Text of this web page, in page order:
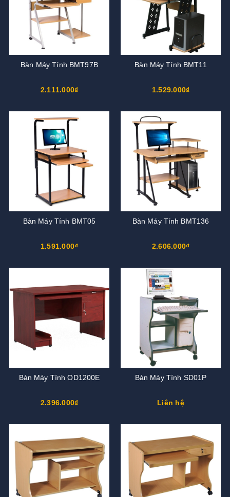
Bàn Máy Tính BMT97B
2.111.000₫
Bàn Máy Tính BMT11
1.529.000₫
Bàn Máy Tính BMT05
1.591.000₫
Bàn Máy Tính BMT136
2.606.000₫
Bàn Máy Tính OD1200E
2.396.000₫
Bàn Máy Tính SD01P
Liên hệ